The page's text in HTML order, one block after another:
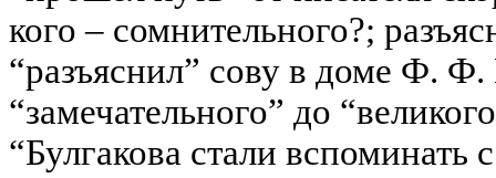
кого – сомнительного?;
“разъяснил” сову в доме Ф.
“замечательного” до
“Булгакова стали вспоминать